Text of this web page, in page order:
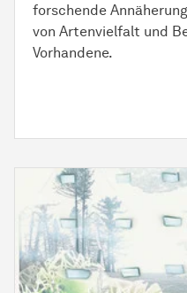
forschende
von Artenvielfalt und
Vorhandene.